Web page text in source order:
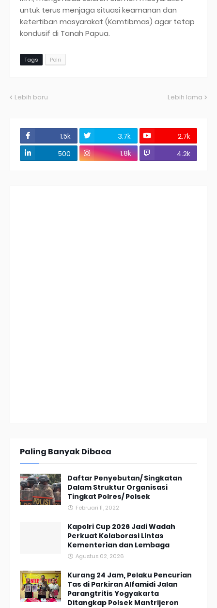
untuk terus menjaga situasi keamanan dan
ketertiban masyarakat (Kamtibmas) agar tetap
kondusif di Tanah Papua.
Tags Polri
Lebih baru Lebih lama
1.5k 3.7k
2.7k
500
1.8k 4.2k
Paling Banyak Dibaca
Daftar Penyebutan/ Singkatan
Dalam Struktur Organisasi
Tingkat Polres/ Polsek
Februari 11, 2022
Kapolri Cup 2026 Jadi Wadah
Perkuat Kolaborasi Lintas
Kementerian dan Lembaga
Agustus 02, 2026
Kurang 24 Jam, Pelaku Pencurian
Tas di Parkiran Alfamidi Jalan
Parangtritis Yogyakarta
Ditangkap Polsek Mantrijeron